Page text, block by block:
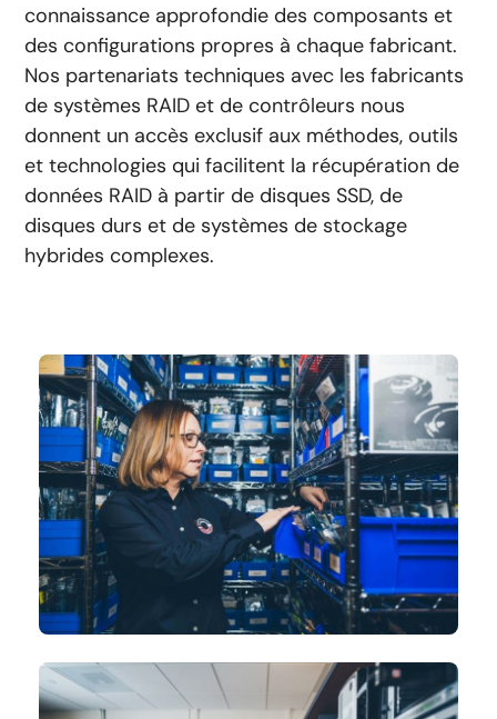
connaissance approfondie des composants et
des configurations propres à chaque fabricant.
Nos partenariats techniques avec les fabricants
de systèmes RAID et de contrôleurs nous
donnent un accès exclusif aux méthodes, outils
et technologies qui facilitent la récupération de
données RAID à partir de disques SSD, de
disques durs et de systèmes de stockage
hybrides complexes.